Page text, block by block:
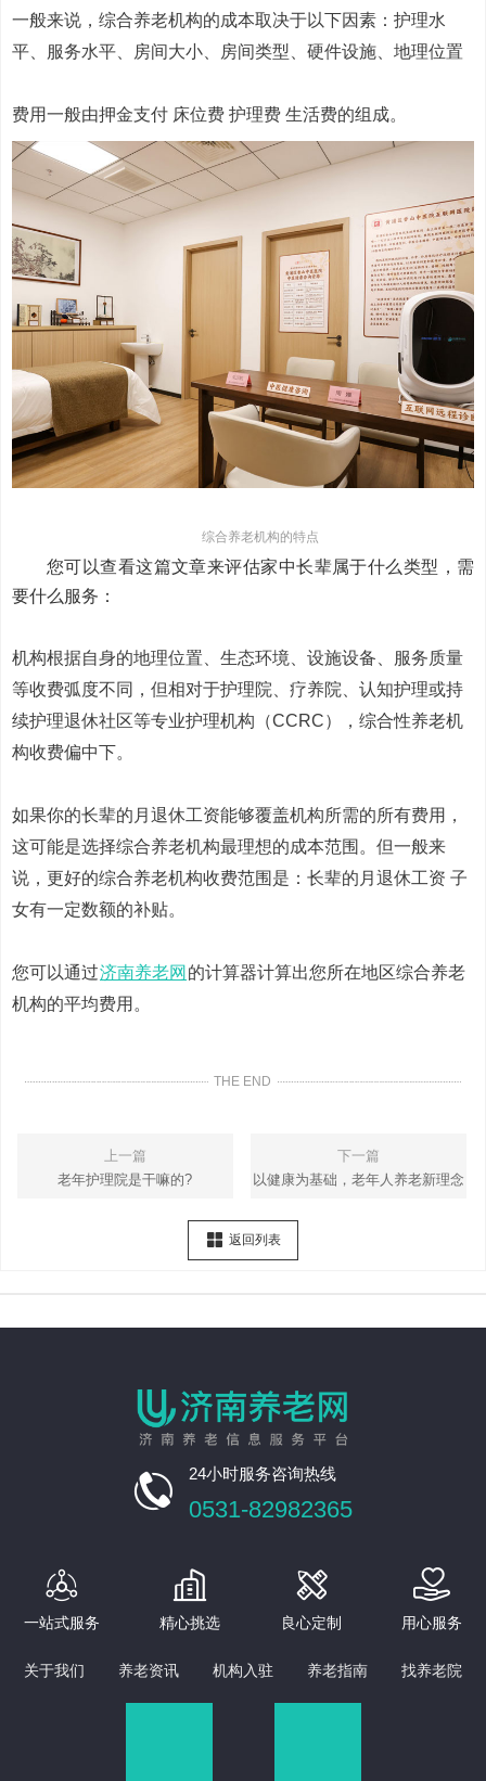
一般来说，综合养老机构的成本取决于以下因素：护理水
平、服务水平、房间大小、房间类型、硬件设施、地理位置
费用一般由押金支付 床位费 护理费 生活费的组成。
综合养老机构的特点
您可以查看这篇文章来评估家中长辈属于什么类型，需
要什么服务：
机构根据自身的地理位置、生态环境、设施设备、服务质量
等收费弧度不同，但相对于护理院、疗养院、认知护理或持
续护理退休社区等专业护理机构（CCRC），综合性养老机
构收费偏中下。
如果你的长辈的月退休工资能够覆盖机构所需的所有费用，
这可能是选择综合养老机构最理想的成本范围。但一般来
说，更好的综合养老机构收费范围是：长辈的月退休工资 子
女有一定数额的补贴。
您可以通过济南养老网 的计算器计算出您所在地区综合养老
机构的平均费用。
THE END
上一篇
老年护理院是干嘛的?
下一篇
以健康为基础，老年人养老新理念
返回列表
 24小时服务咨询热线
0531-82982365

一站式服务

精心挑选

良心定制

用心服务
关于我们 养老资讯 机构入驻 养老指南 找养老院